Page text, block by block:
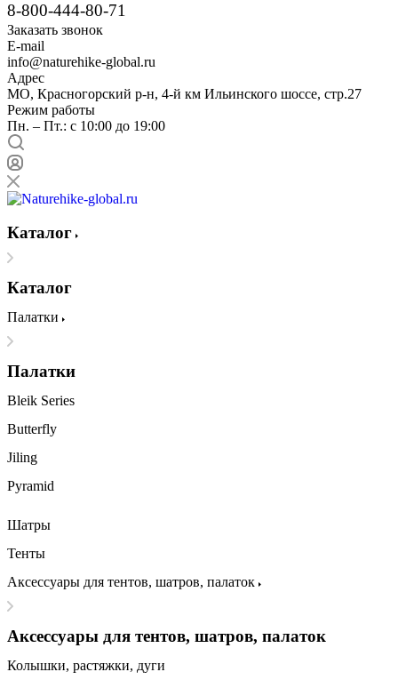
8-800-444-80-71
Заказать звонок
E-mail
info@naturehike-global.ru
Адрес
МО, Красногорский р-н, 4-й км Ильинского шоссе, стр.27
Режим работы
Пн. – Пт.: с 10:00 до 19:00
Каталог
Каталог
Палатки
Палатки
Bleik Series
Butterfly
Jiling
Pyramid
Шатры
Тенты
Аксессуары для тентов, шатров, палаток
Аксессуары для тентов, шатров, палаток
Колышки, растяжки, дуги